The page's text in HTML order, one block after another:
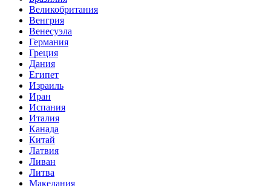
Великобритания
Венгрия
Венесуэла
Германия
Греция
Дания
Египет
Израиль
Иран
Испания
Италия
Канада
Китай
Латвия
Ливан
Литва
Македания